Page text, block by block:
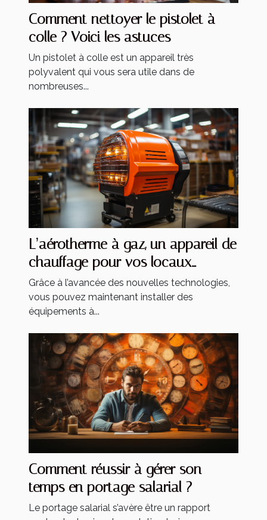
Comment nettoyer le pistolet à
colle ? Voici les astuces
Un pistolet à colle est un appareil très
polyvalent qui vous sera utile dans de
nombreuses...
L’aérotherme à gaz, un appareil de
chauffage pour vos locaux
industriels
Grâce à l’avancée des nouvelles technologies,
vous pouvez maintenant installer des
équipements à...
Comment réussir à gérer son
temps en portage salarial ?
Le portage salarial s’avère être un rapport